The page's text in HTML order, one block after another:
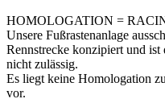
HOMOLOGATION =
Unsere Fußrastenanlage
Rennstrecke konzipiert und
nicht zulässig.
Es liegt keine Homologation
vor.